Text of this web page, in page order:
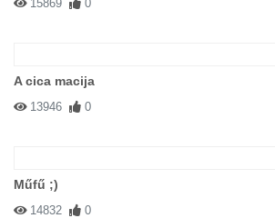
15869 0
A cica macija
13946 0
Műfű ;)
14832 0